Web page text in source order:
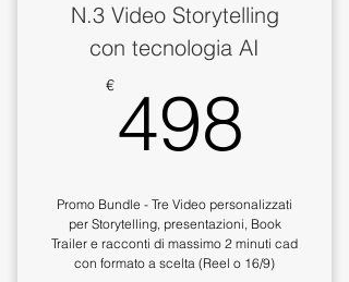
Il prezzo include 1 video
Storytelling tempo max 2 minuti
Incluso creatività, musiche,
testi, animazioni
N.3 Video Storytelling
con tecnologia AI
€ 498
Promo Bundle - Tre Video personalizzati
per Storytelling, presentazioni, Book
Trailer e racconti di massimo 2 minuti cad
con formato a scelta (Reel o 16/9)